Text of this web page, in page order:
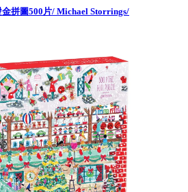
拼圖500片/ Michael Storrings/